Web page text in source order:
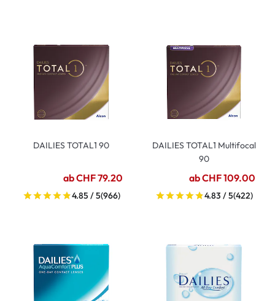
DAILIES TOTAL1 90
ab CHF 79.20
4.85 / 5(966)
DAILIES TOTAL1 Multifocal
90
ab CHF 109.00
4.83 / 5(422)